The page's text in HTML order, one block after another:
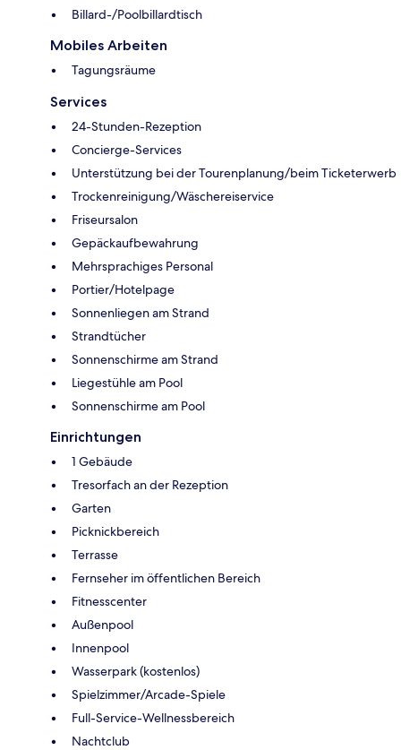
Billard-/Poolbillardtisch
Mobiles Arbeiten
Tagungsräume
Services
24-Stunden-Rezeption
Concierge-Services
Unterstützung bei der Tourenplanung/beim Ticketerwerb
Trockenreinigung/Wäschereiservice
Friseursalon
Gepäckaufbewahrung
Mehrsprachiges Personal
Portier/Hotelpage
Sonnenliegen am Strand
Strandtücher
Sonnenschirme am Strand
Liegestühle am Pool
Sonnenschirme am Pool
Einrichtungen
1 Gebäude
Tresorfach an der Rezeption
Garten
Picknickbereich
Terrasse
Fernseher im öffentlichen Bereich
Fitnesscenter
Außenpool
Innenpool
Wasserpark (kostenlos)
Spielzimmer/Arcade-Spiele
Full-Service-Wellnessbereich
Nachtclub